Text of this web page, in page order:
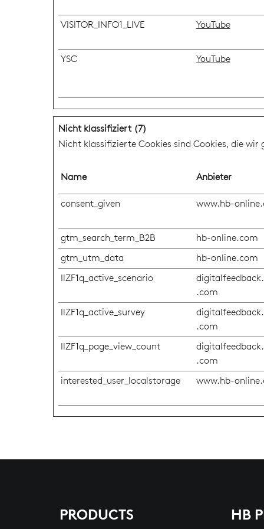
VISITOR_INFO1_LIVE YouTube
YSC YouTube
Nicht klassifiziert (7)
Nicht klassifizierte Cookies sind Cookies, die
Name Anbieter
consent_given www.hb-
gtm_search_term_B2B
hb-online.com
gtm_utm_data
hb-online.com
IlZF1q_active_scenario
.com
IlZF1q_active_survey
.com
IlZF1q_page_view_count
.com
interested_user_localstorage
www.hb-
PRODUCTS HB